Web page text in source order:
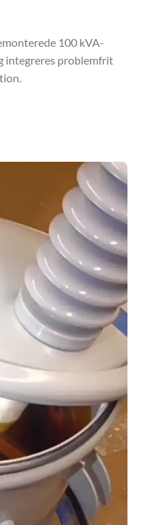
100 kVA-
integreres problemfrit